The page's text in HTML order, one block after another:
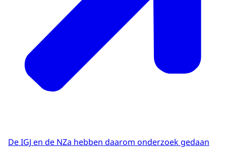
De IGJ en de NZa hebben daarom onderzoek gedaan